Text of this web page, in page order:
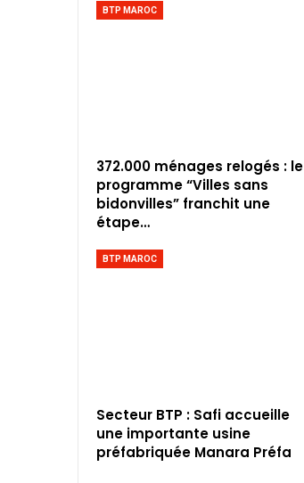
BTP MAROC
372.000 ménages relogés : le
programme “Villes sans
bidonvilles” franchit une
étape…
BTP MAROC
Secteur BTP : Safi accueille
une importante usine
préfabriquée Manara Préfa